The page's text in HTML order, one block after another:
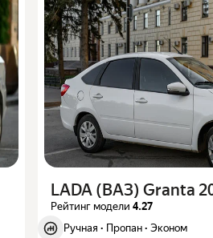
LADA (ВАЗ) Granta
Рейтинг модели 4.27
Ручная · Пропан · Эконом